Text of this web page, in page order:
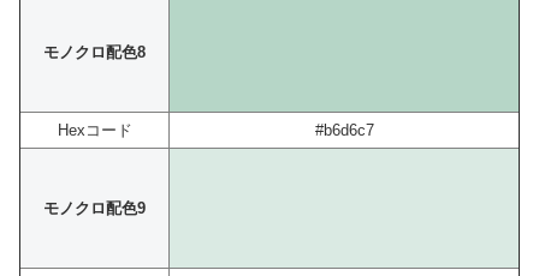
モノクロ配色8
Hexコード #b6d6c7
モノクロ配色9